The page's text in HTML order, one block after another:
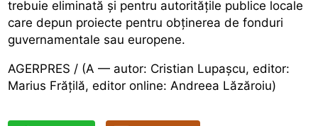
trebuie eliminată și pentru autoritățile publice locale
care depun proiecte pentru obținerea de fonduri
guvernamentale sau europene.
AGERPRES / (A — autor: Cristian Lupașcu, editor:
Marius Frățilă, editor online: Andreea Lăzăroiu)